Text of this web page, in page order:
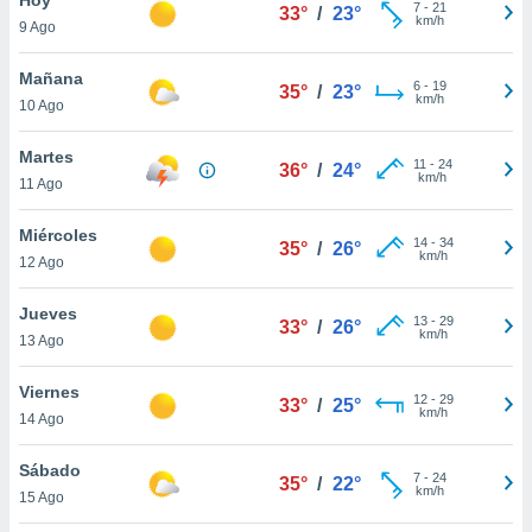
y
en
más
de
9 Ago
33° / 23° 7- 21
km/h
Mañana
10 Ago
35° / 23° 6- 19
km/h
Martes
11 Ago
36° / 24° 11 - 24
km/h
Miércoles
12 Ago
35° / 26° 14- 34
km/h
Jueves
13 Ago
33° / 26° 13- 29
km/h
Viernes
14 Ago
33° / 25° 12- 29
km/h
Sábado
15 Ago
35° / 22° 7- 24
km/h